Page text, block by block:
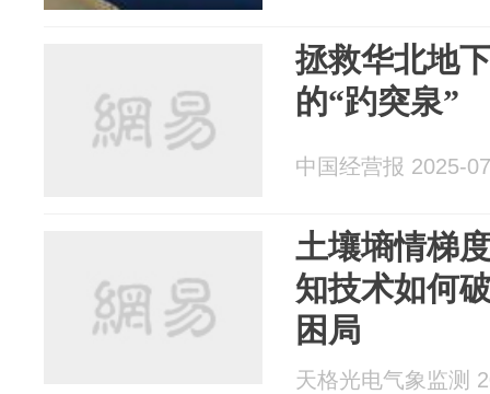
拯救华北地
的“趵突泉”
中国经营报 2025-
土壤墒情梯
知技术如何
困局
天格光电气象监测